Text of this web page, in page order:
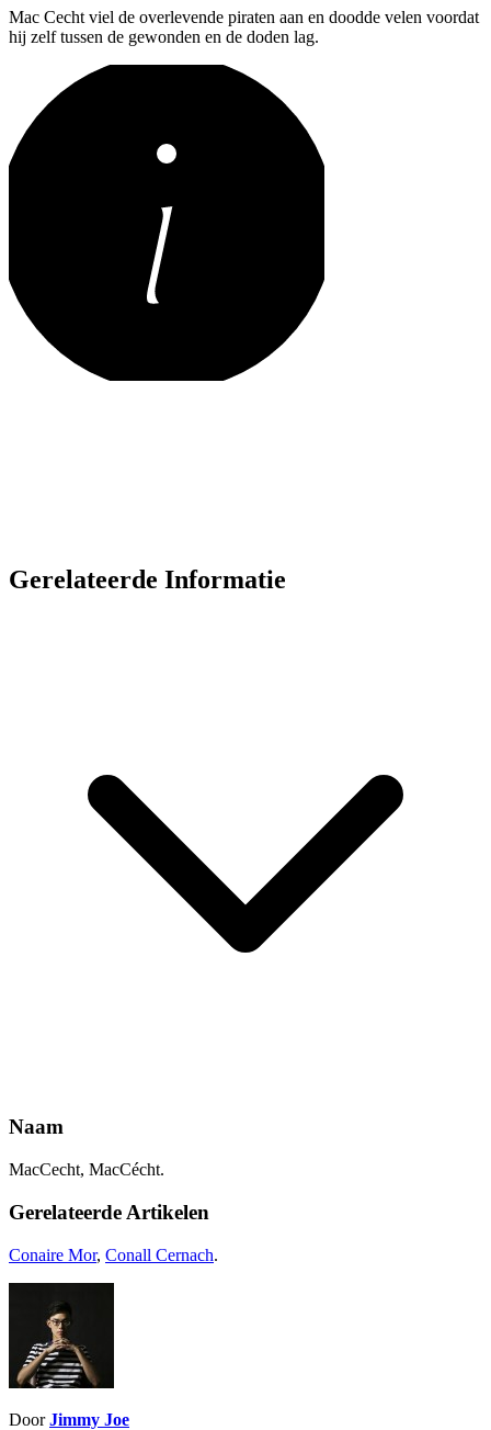
Mac Cecht viel de overlevende piraten aan en doodde velen voordat
hij zelf tussen de gewonden en de doden lag.
Gerelateerde Informatie
Naam
MacCecht, MacCécht.
Gerelateerde Artikelen
Conaire Mor, Conall Cernach.
DoorJimmy Joe